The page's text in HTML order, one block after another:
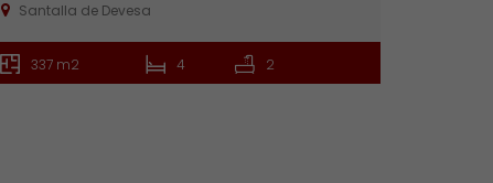
Santalla de Devesa
337 m2 4 2